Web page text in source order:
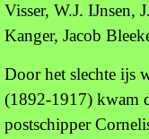
Visser, W.J. IJnsen,
Kanger, Jacob
Door het slechte ijs
(1892-1917) kwam
postschipper